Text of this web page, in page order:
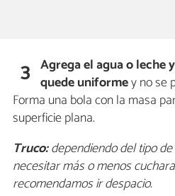
3 Agrega el agua o leche
quede uniformey no se
Forma una bola con la masa
superficie plana.
Truco:dependiendo del tipo
necesitar más o menos
recomendamos ir despacio.